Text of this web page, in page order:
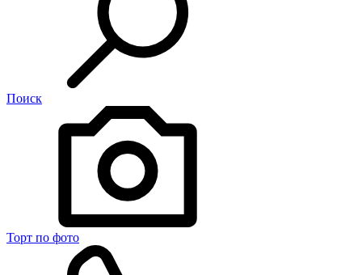
Поиск
Торт по фото